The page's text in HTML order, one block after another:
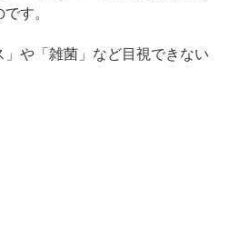
す。
や「雑菌」など目視できない